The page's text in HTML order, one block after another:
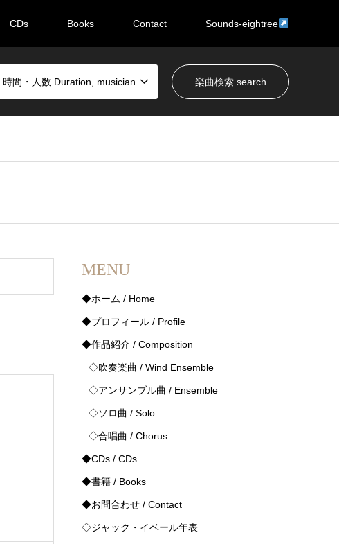
CDs Books Contact Sounds-eightree
時間・人数 Duration, musician
MENU
◆ホーム / Home
◆プロフィール / Profile
◆作品紹介 / Composition
◇吹奏楽曲 / Wind Ensemble
◇アンサンブル曲 / Ensemble
◇ソロ曲 / Solo
◇合唱曲 / Chorus
◆CDs / CDs
◆書籍 / Books
◆お問合わせ / Contact
◇ジャック・イベール年表